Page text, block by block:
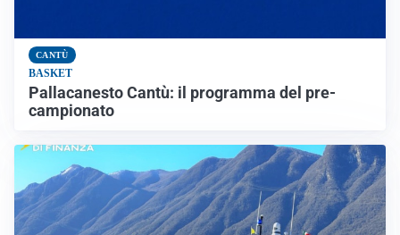
CANTÙ
BASKET
Pallacanesto Cantù: il programma del pre-
campionato